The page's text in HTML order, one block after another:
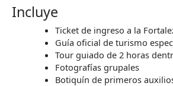
Incluye
Ticket de ingreso a la
Guía oficial de turismo
Tour guiado de 2 horas
Fotografías grupales
Botiquín de primeros